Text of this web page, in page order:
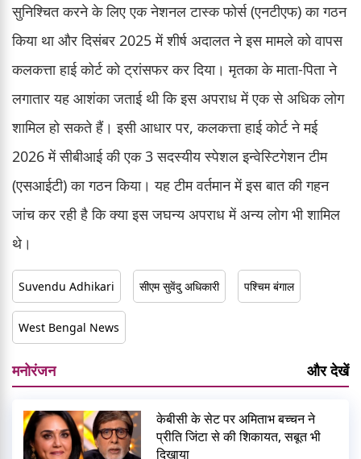
सुनिश्चित करने के लिए एक नेशनल टास्क फोर्स (एनटीएफ) का गठन
किया था और दिसंबर 2025 में शीर्ष अदालत ने इस मामले को वापस
कलकत्ता हाई कोर्ट को ट्रांसफर कर दिया। मृतका के माता-पिता ने
लगातार यह आशंका जताई थी कि इस अपराध में एक से अधिक लोग
शामिल हो सकते हैं। इसी आधार पर, कलकत्ता हाई कोर्ट ने मई
2026 में सीबीआई की एक 3 सदस्यीय स्पेशल इन्वेस्टिगेशन टीम
(एसआईटी) का गठन किया। यह टीम वर्तमान में इस बात की गहन
जांच कर रही है कि क्या इस जघन्य अपराध में अन्य लोग भी शामिल
थे।
Suvendu Adhikari सीएम सुवेंदु अधिकारी पश्चिम बंगाल
West Bengal News
मनोरंजन और देखें
केबीसी के सेट पर अमिताभ बच्चन ने
प्रीति जिंटा से की शिकायत, सबूत भी
दिखाया